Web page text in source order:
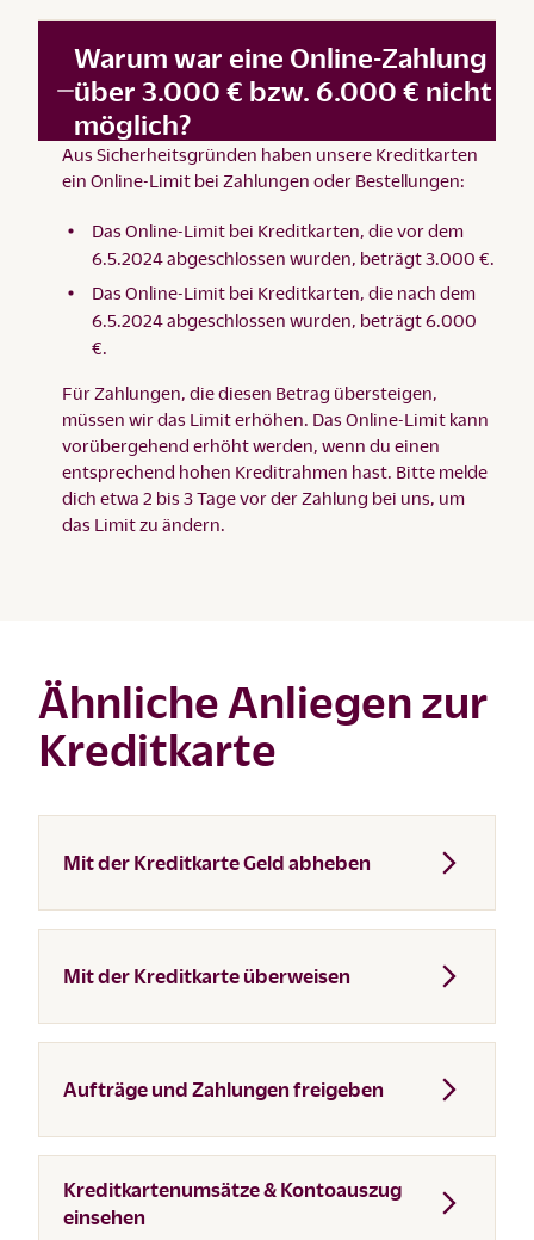
Warum war eine Online-Zahlung
über 3.000 € bzw. 6.000 € nicht
möglich?
Aus Sicherheitsgründen haben unsere Kreditkarten
ein Online-Limit bei Zahlungen oder Bestellungen:
Das Online-Limit bei Kreditkarten, die vor dem
6.5.2024 abgeschlossen wurden, beträgt 3.000 €.
Das Online-Limit bei Kreditkarten, die nach dem
6.5.2024 abgeschlossen wurden, beträgt 6.000
€.
Für Zahlungen, die diesen Betrag übersteigen,
müssen wir das Limit erhöhen. Das Online-Limit kann
vorübergehend erhöht werden, wenn du einen
entsprechend hohen Kreditrahmen hast. Bitte melde
dich etwa 2 bis 3 Tage vor der Zahlung bei uns, um
das Limit zu ändern
Ähnliche Anliegen zur
Kreditkarte
Mit der Kreditkarte Geld abheben
Mit der Kreditkarte überweisen
Aufträge und Zahlungen freigeben
Kreditkartenumsätze & Kontoauszug
einsehen